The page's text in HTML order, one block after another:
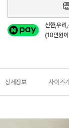
신한,우리
(10만원
상세정보 사이즈